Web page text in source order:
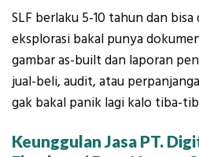
SLF berlaku 5-10 tahun dan
eksplorasi bakal punya
gambar as-built dan laporan
jual-beli, audit, atau
gak bakal panik lagi kalo tiba-
Keunggulan Jasa PT.